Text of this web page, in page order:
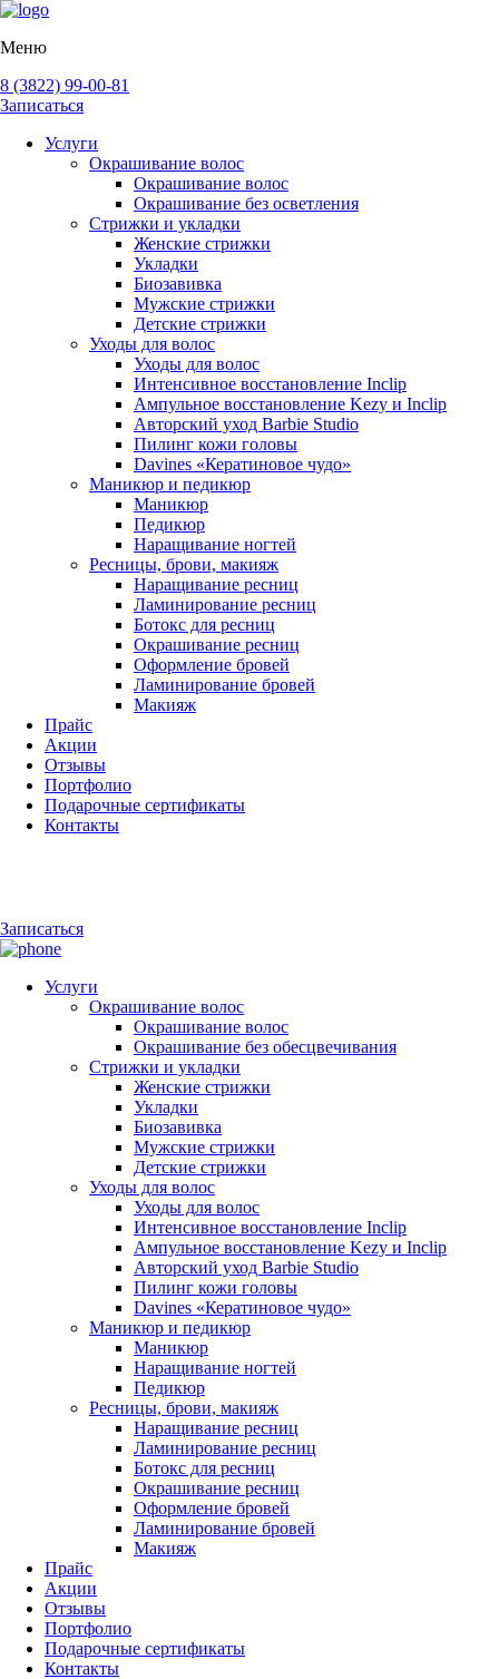
Меню
8 (3822) 99-00-81
Записаться
Услуги
Окрашивание волос
Окрашивание волос
Окрашивание без осветления
Стрижки и укладки
Женские стрижки
Укладки
Биозавивка
Мужские стрижки
Детские стрижки
Уходы для волос
Уходы для волос
Интенсивное восстановление Inclip
Ампульное восстановление Kezy и Inclip
Авторский уход Barbie Studio
Пилинг кожи головы
Davines «Кератиновое чудо»
Маникюр и педикюр
Маникюр
Педикюр
Наращивание ногтей
Ресницы, брови, макияж
Наращивание ресниц
Ламинирование ресниц
Ботокс для ресниц
Окрашивание ресниц
Оформление бровей
Ламинирование бровей
Макияж
Прайс
Акции
Отзывы
Портфолио
Подарочные сертификаты
Контакты
Записаться
Услуги
Окрашивание волос
Окрашивание волос
Окрашивание без обесцвечивания
Стрижки и укладки
Женские стрижки
Укладки
Биозавивка
Мужские стрижки
Детские стрижки
Уходы для волос
Уходы для волос
Интенсивное восстановление Inclip
Ампульное восстановление Kezy и Inclip
Авторский уход Barbie Studio
Пилинг кожи головы
Davines «Кератиновое чудо»
Маникюр и педикюр
Маникюр
Наращивание ногтей
Педикюр
Ресницы, брови, макияж
Наращивание ресниц
Ламинирование ресниц
Ботокс для ресниц
Окрашивание ресниц
Оформление бровей
Ламинирование бровей
Макияж
Прайс
Акции
Отзывы
Портфолио
Подарочные сертификаты
Контакты